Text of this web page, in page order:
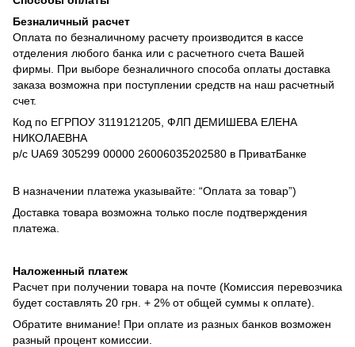
Безналичный расчет
Оплата по безналичному расчету производится в кассе
отделения любого банка или с расчетного счета Вашей
фирмы. При выборе безналичного способа оплаты доставка
заказа возможна при поступлении средств на наш расчетный
счет.
Код по ЕГРПОУ 3119121205, ФЛП ДЕМИШЕВА ЕЛЕНА
НИКОЛАЕВНА
р/с UA69 305299 00000 26006035202580 в ПриватБанке
В назначении платежа указывайте: “Оплата за товар”)
Доставка товара возможна только после подтверждения
платежа.
Наложенный платеж
Расчет при получении товара на почте (Комиссия перевозчика
будет составлять 20 грн. + 2% от общей суммы к оплате).
Обратите внимание! При оплате из разных банков возможен
разный процент комиссии.